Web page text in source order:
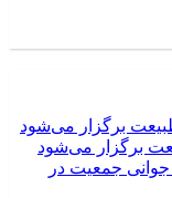
برگزار می‌شود